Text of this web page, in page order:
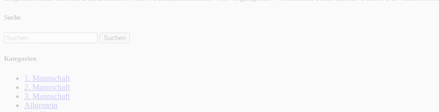
Suche
Suchen
nach:
Kategorien
1. Mannschaft
2. Mannschaft
3. Mannschaft
Allgemein